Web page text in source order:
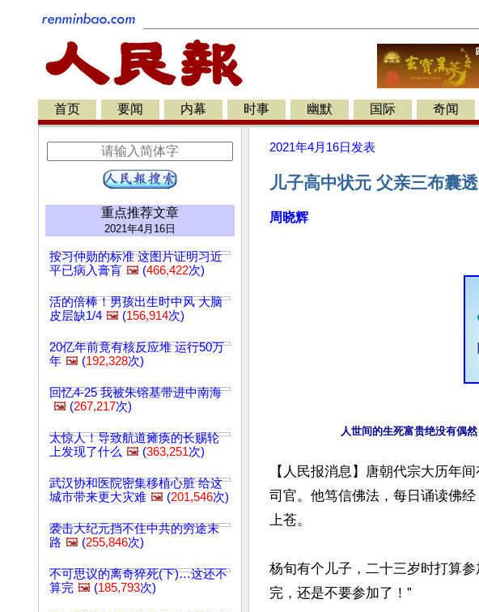
首页 要闻 内幕 时事 幽默 国际 奇闻
重点推荐文章
2021年4月16日
按习仲勋的标准 这图片证明习近
平已病入膏肓 🖼️ (466,422次)
活的倍棒！男孩出生时中风 大脑
皮层缺1/4 🖼️ (156,914次)
20亿年前竟有核反应堆 运行50万
年 🖼️ (192,328次)
回忆4-25 我被朱镕基带进中南海
🖼️ (267,217次)
太惊人！导致航道瘫痪的长赐轮
上发现了什么 🖼️ (363,251次)
武汉协和医院密集移植心脏 给这
城市带来更大灾难 🖼️ (201,546次)
袭击大纪元挡不住中共的穷途末
路 🖼️ (255,846次)
不可思议的离奇猝死(下)…这还不
算完 🖼️ (185,793次)
2021年4月16日 发表
儿子高中状元 父亲三布囊
周晓辉
【人民报消息】唐朝代宗大历年
司官。他笃信佛法，每日诵读佛
上苍。
杨旬有个儿子，二十三岁时打算
完，还是不要参加了！”